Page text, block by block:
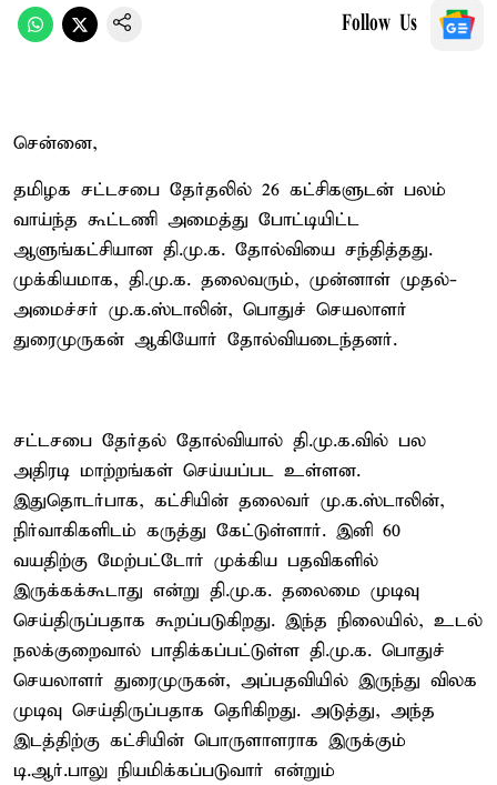
Follow Us
சென்னை,
தமிழக சட்டசபை தேர்தலில் 26 கட்சிகளுடன் பலம்
வாய்ந்த கூட்டணி அமைத்து போட்டியிட்ட
ஆளுங்கட்சியான தி.மு.க. தோல்வியை சந்தித்தது.
முக்கியமாக, தி.மு.க. தலைவரும், முன்னாள் முதல்-
அமைச்சர் மு.க.ஸ்டாலின், பொதுச் செயலாளர்
துரைமுருகன் ஆகியோர் தோல்வியடைந்தனர்.
சட்டசபை தேர்தல் தோல்வியால் தி.மு.க.வில் பல
அதிரடி மாற்றங்கள் செய்யப்பட உள்ளன.
இதுதொடர்பாக, கட்சியின் தலைவர் மு.க.ஸ்டாலின்,
நிர்வாகிகளிடம் கருத்து கேட்டுள்ளார். இனி 60
வயதிற்கு மேற்பட்டோர் முக்கிய பதவிகளில்
இருக்கக்கூடாது என்று தி.மு.க. தலைமை முடிவு
செய்திருப்பதாக கூறப்படுகிறது. இந்த நிலையில், உடல்
நலக்குறைவால் பாதிக்கப்பட்டுள்ள தி.மு.க. பொதுச்
செயலாளர் துரைமுருகன், அப்பதவியில் இருந்து விலக
முடிவு செய்திருப்பதாக தெரிகிறது. அடுத்து, அந்த
இடத்திற்கு கட்சியின் பொருளாளராக இருக்கும்
டி.ஆர்.பாலு நியமிக்கப்படுவார் என்றும்